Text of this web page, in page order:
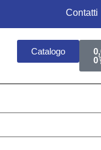
Contatti
Catalogo
0